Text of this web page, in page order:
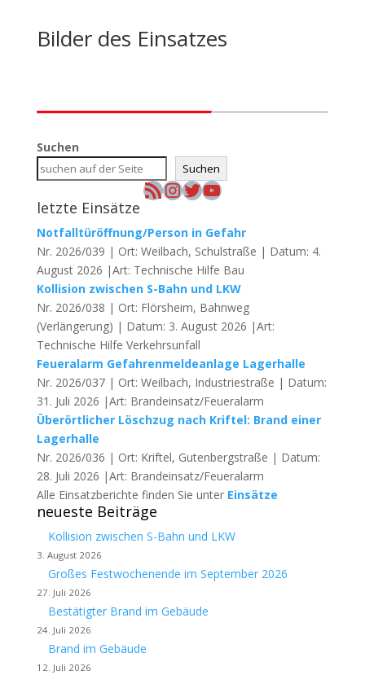
Bilder des Einsatzes
Suchen
Suchen
RSS-FeedInstagram
Twitter
YouTube
letzte Einsätze
Notfalltüröffnung/Person in Gefahr
Nr. 2026/039 | Ort: Weilbach, Schulstraße | Datum: 4.
August 2026 |Art: Technische Hilfe Bau
Kollision zwischen S-Bahn und LKW
Nr. 2026/038 | Ort: Flörsheim, Bahnweg
(Verlängerung) | Datum: 3. August 2026 |Art:
Technische Hilfe Verkehrsunfall
Feueralarm Gefahrenmeldeanlage Lagerhalle
Nr. 2026/037 | Ort: Weilbach, Industriestraße | Datum:
31. Juli 2026 |Art: Brandeinsatz/Feueralarm
Überörtlicher Löschzug nach Kriftel: Brand einer
Lagerhalle
Nr. 2026/036 | Ort: Kriftel, Gutenbergstraße | Datum:
28. Juli 2026 |Art: Brandeinsatz/Feueralarm
Alle Einsatzberichte finden Sie unter Einsätze
neueste Beiträge
Kollision zwischen S-Bahn und LKW
3. August 2026
Großes Festwochenende im September 2026
27. Juli 2026
Bestätigter Brand im Gebäude
24. Juli 2026
Brand im Gebäude
12. Juli 2026